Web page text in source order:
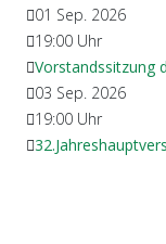
01 Sep. 2026
19:00 Uhr
Vorstandssitzung
03 Sep. 2026
19:00 Uhr